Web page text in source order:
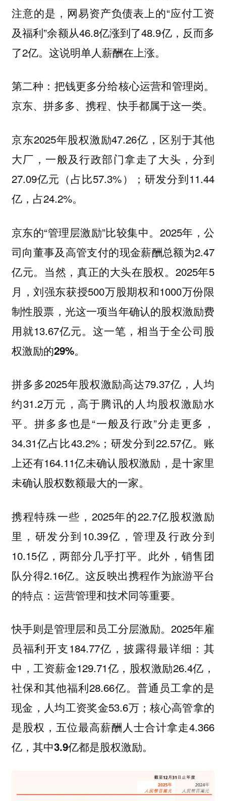
注意的是，网易资产负债表上的“应付工资
及福利”余额从46.8亿涨到了48.9亿，反而多
了2亿。这说明单人薪酬在上涨。
第二种：把钱更多分给核心运营和管理岗。
京东、拼多多、携程、快手都属于这一类。
京东2025年股权激励47.26亿，区别于其他
大厂， 一般及行政部门拿走了大头，分到
27.09亿元（占比57.3%）；研发分到11.44
亿，占24.2%。
京东的“管理层激励”比较集中。2025年，公
司向董事及高管支付的现金薪酬总额为2.47
亿元。当然，真正的大头在股权。2025年5
月，刘强东获授500万股期权和1000万份限
制性股票，光这一项当年确认的股权激励费
用就13.67亿元。这一笔，相当于全公司股
权激励的29%。
拼多多2025年股权激励高达79.37亿，人均
约31.2万元，高于腾讯的人均股权激励水
平。拼多多也是“一般及行政”分走更多，
34.31亿占比43.2%；研发分到22.57亿。账
上还有164.11亿未确认股权激励，是十家里
未确认股权数额最大的一家。
携程特殊一些，2025年的22.7亿股权激励
里，研发分到10.39亿，管理及行政分到
10.15亿，两部分几乎打平。此外，销售团
队分得2.16亿。这反映出携程作为旅游平台
的特点：运营管理和技术同等重要。
快手则是管理层和员工分层激励。2025年雇
员福利开支184.77亿，披露得最详细：其
中，工资薪金129.71亿，股权激励26.4亿，
社保和其他福利28.66亿。普通员工拿的是
现金 ，人均工资奖金53.6万； 核心高管拿的
是股权 ，五位最高薪酬人士合计拿走4.366
亿， 其中3.9亿都是股权激励。